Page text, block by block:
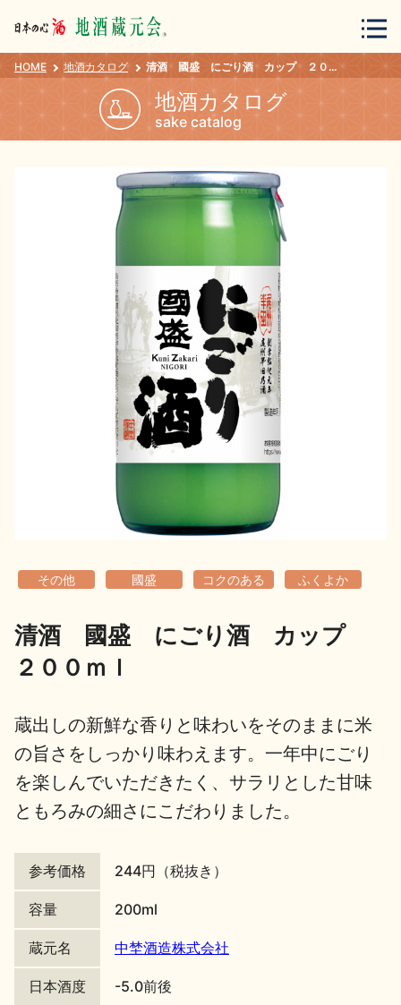
会員登録 ログイン
地酒カタログ
地酒解体新書
お楽しみコンテンツ
日本酒の楽しみ方特集
HOME 地酒カタログ 清酒 國盛 にごり酒 カップ ２００ｍｌ
地酒カタログ
sake catalog
その他 國盛 コクのある ふくよか
清酒 國盛 にごり酒 カップ
２００ｍｌ
蔵出しの新鮮な香りと味わいをそのままに米
の旨さをしっかり味わえます。一年中にごり
を楽しんでいただきたく、サラリとした甘味
ともろみの細さにこだわりました。
参考価格 244円（税抜き）
容量 200ml
蔵元名 中埜酒造株式会社
日本酒度 -5.0前後